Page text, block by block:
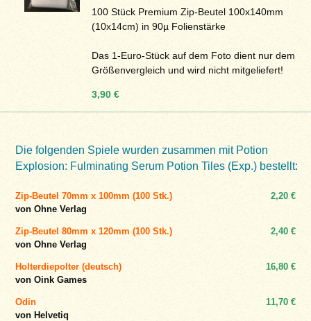
100 Stück Premium Zip-Beutel 100x140mm
(10x14cm) in 90µ Folienstärke
Das 1-Euro-Stück auf dem Foto dient nur dem
Größenvergleich und wird nicht mitgeliefert!
3,90 €
Die folgenden Spiele wurden zusammen mit Potion
Explosion: Fulminating Serum Potion Tiles (Exp.) bestellt:
Zip-Beutel 70mm x 100mm (100 Stk.)
von Ohne Verlag
2,20 €
Zip-Beutel 80mm x 120mm (100 Stk.)
von Ohne Verlag
2,40 €
Holterdiepolter (deutsch)
von Oink Games
16,80 €
Odin
von Helvetiq
11,70 €